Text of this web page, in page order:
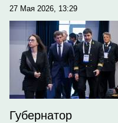
27 Мая 2026, 13:29
Губернатор